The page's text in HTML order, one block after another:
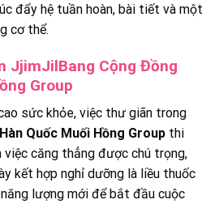
đẩy hệ tuần hoàn, bài tiết và một
cơ thể.
JjimJilBang Cộng Đồng
Group
sức khỏe, việc thư giãn trong
Quốc Muối Hồng Group thi
việc căng thẳng được chú trọng,
kết hợp nghỉ dưỡng là liều thuốc
lượng mới để bắt đầu cuộc